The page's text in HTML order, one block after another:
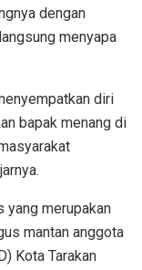
dengan
menyapa
diri
bapak menang di
yang merupakan
mantan anggota
Kota Tarakan